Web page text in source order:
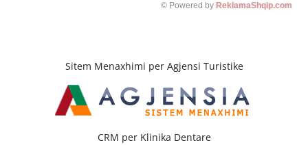
© Powered by ReklamaShqip.com
Sitem Menaxhimi per Agjensi Turistike
CRM per Klinika Dentare